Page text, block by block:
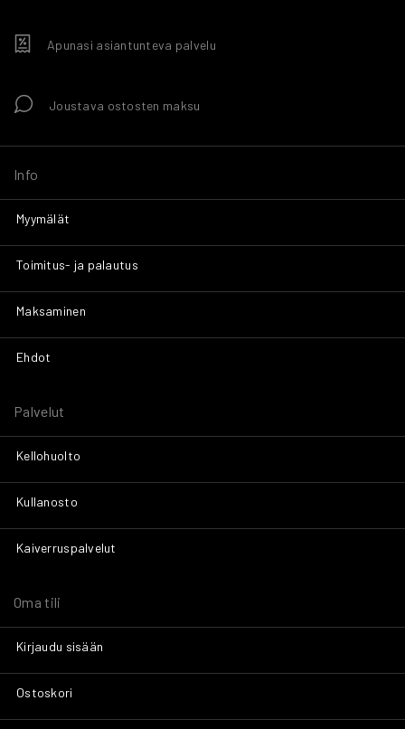
Apunasi asiantunteva palvelu
Joustava ostosten maksu
Info
Myymälät
Toimitus- ja palautus
Maksaminen
Ehdot
Palvelut
Kellohuolto
Kullanosto
Kaiverruspalvelut
Oma tili
Kirjaudu sisään
Ostoskori